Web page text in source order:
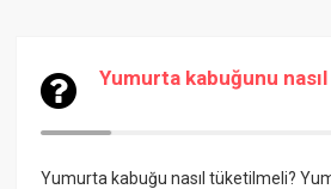
Yumurta kabuğunu nasıl
Yumurta kabuğu nasıl tüketilmeli?